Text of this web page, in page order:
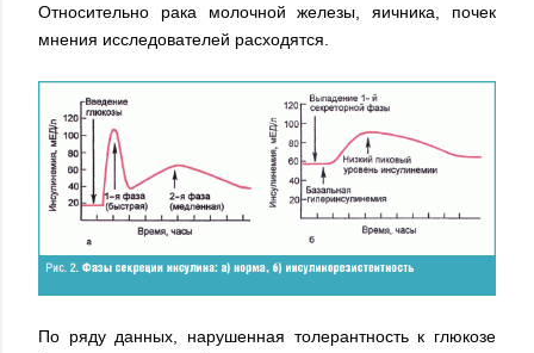
Относительно рака молочной железы, яичника, почек
мнения исследователей расходятся.
По ряду данных, нарушенная толерантность к глюкозе